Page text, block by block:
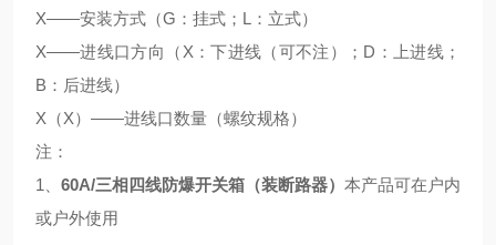
X——安装方式（G：挂式；L：立式）
X——进线口方向（X：下进线（可不注）；D：上进线；
B：后进线）
X（X）——进线口数量（螺纹规格）
注：
1、 60A/三相四线防爆开关箱（装断路器） 本产品可在户内
或户外使用